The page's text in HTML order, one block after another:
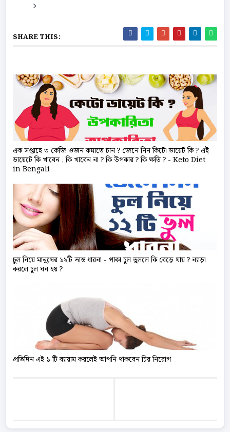
SHARE THIS:
এক সপ্তাহে ৩ কেজি ওজন কমাতে চান ? জেনে নিন কিটো ডায়েট কি ? এই
ডায়েটে কি খাবেন , কি খাবেন না ? কি উপকার ? কি ক্ষতি ? - Keto Diet
in Bengali
চুল নিয়ে মানুষের ১২টি ভ্রান্ত ধারনা - পাকা চুল তুললে কি বেড়ে যায় ? ন্যাড়া
করলে চুল ঘন হয় ?
প্রতিদিন এই ১ টি ব্যায়াম করলেই আপনি থাকবেন চির নিরোগ